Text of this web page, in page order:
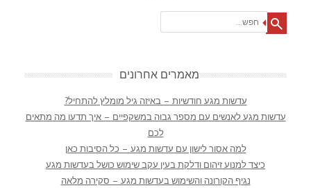
מאמרים אחרונים
עדשות מגע חודשיות – באיזה גיל מומלץ להתחיל?
עדשות מגע לאנשים עם מספר גבוה במשקפיים – איך תדעו מה מתאים
לכם
למה אסור לישון עם עדשות מגע – כל הסיבות כאן
כיצד למנוע זיהום ודלקת בעין עקב שימוש כושל בעדשות מגע
נגיף הקורונה והשימוש בעדשות מגע – סקירה מלאה